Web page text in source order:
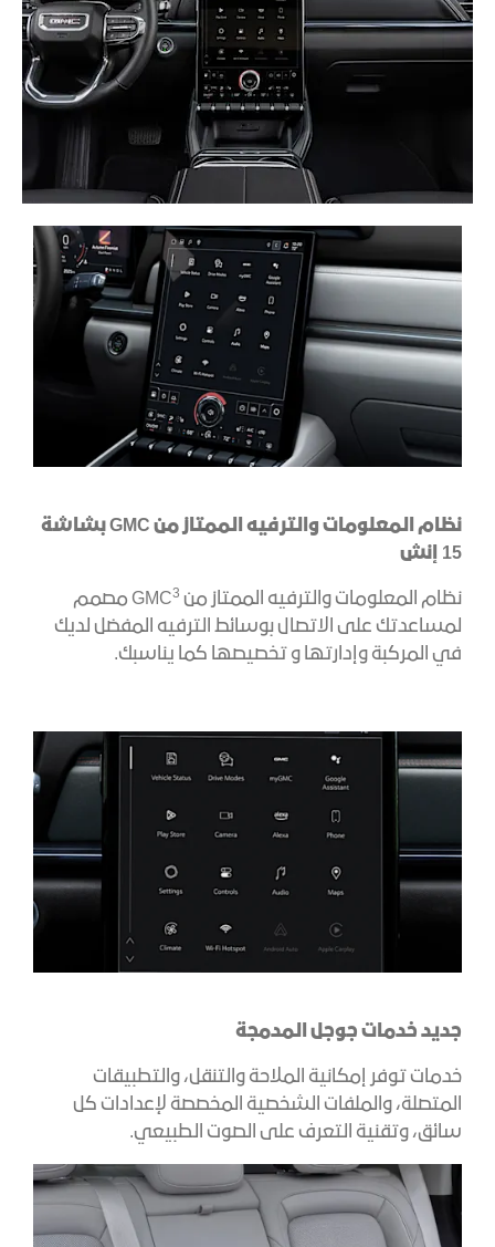
نظام المعلومات والترفيه الممتاز من GMC بشاشة
15 إنش
نظام المعلومات والترفيه الممتاز من GMC 3
مصمم
لمساعدتك على الاتصال بوسائط الترفيه المفضل لديك
في المركبة وإدارتها و تخصيصها كما يناسبك.
جديد خدمات جوجل المدمجة
خدمات توفر إمكانية الملاحة والتنقل، والتطبيقات
المتصلة، والملفات الشخصية المخصصة لإعدادات كل
سائق، وتقنية التعرف على الصوت الطبيعي.